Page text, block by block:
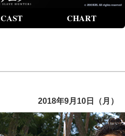
CAST CHART
2018年9月10日（月）